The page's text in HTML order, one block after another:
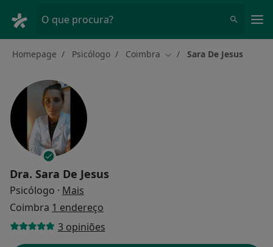
O que procura?
Homepage Psicólogo Coimbra Mudar de cidade
Sara De Jesus
Dra. Sara De Jesus
Psicólogo · Mais
Coimbra 1 endereço
3 opiniões